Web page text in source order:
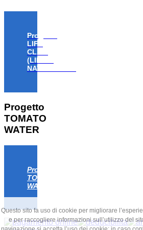
Progetto
LIFE
CLAW
(LIFE18
NAT/IT/000806)
Progetto
TOMATO
WATER
Progetto
TOMATO
WATER
Questo sito fa uso di cookie per migliorare
e per raccogliere informazioni sull’utilizzo del